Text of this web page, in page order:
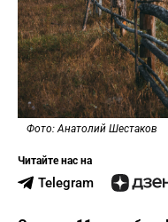
Фото: Анатолий Шестаков
Читайте нас на
Telegram